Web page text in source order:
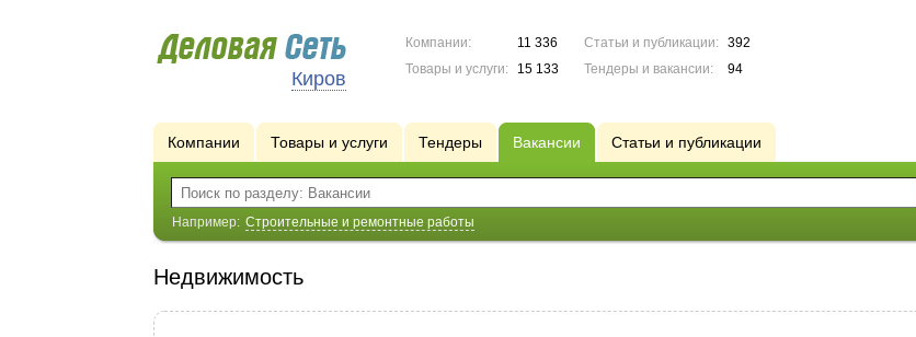
Киров
Компании:
11 336
Товары и услуги:
15 133
Статьи и публикации:
392
Тендеры и вакансии:
94
Компании Товары и услуги Тендеры Вакансии Статьи и публикации
Например: Строительные и ремонтные работы
Недвижимость